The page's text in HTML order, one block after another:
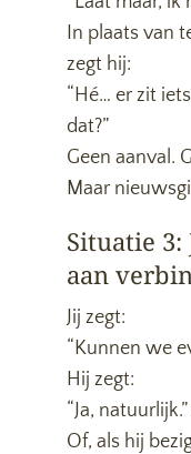
In plaats van
zegt hij:
“Hé… er zit
dat?”
Geen aanval.
Maar
Situatie
aan
Jij zegt:
“Kunnen we
Hij zegt:
“Ja,
Of, als hij